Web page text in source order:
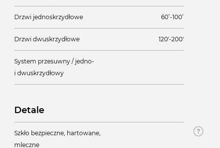
Drzwi jednoskrzydłowe 60’-100’
Drzwi dwuskrzydłowe 120'-200'
System przesuwny / jedno-
i dwuskrzydłowy
Detale
Szkło bezpieczne, hartowane,
mleczne